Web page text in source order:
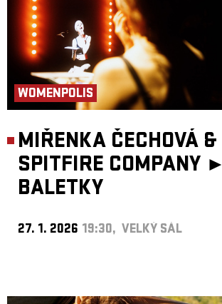
WOMENPOLIS
MIŘENKA ČECHOVÁ &
SPITFIRE COMPANY ►
BALETKY
27. 1. 2026 19:30, VELKÝ SÁL